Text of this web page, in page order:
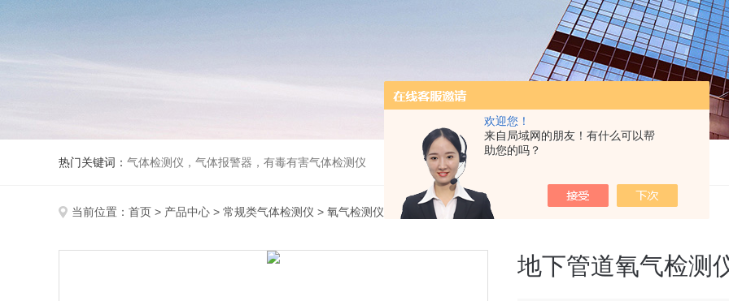
欢迎您！
来自局域网的朋友！有什么可以帮
助您的吗？
热门关键词： 气体检测仪，气体报警器，有毒有害气体检测仪
当前位置： 首页 > 产品中心 > 常规类气体检测仪 > 氧气检测仪 > ADT700J-O2地下管道氧气检测仪
地下管道氧气检测